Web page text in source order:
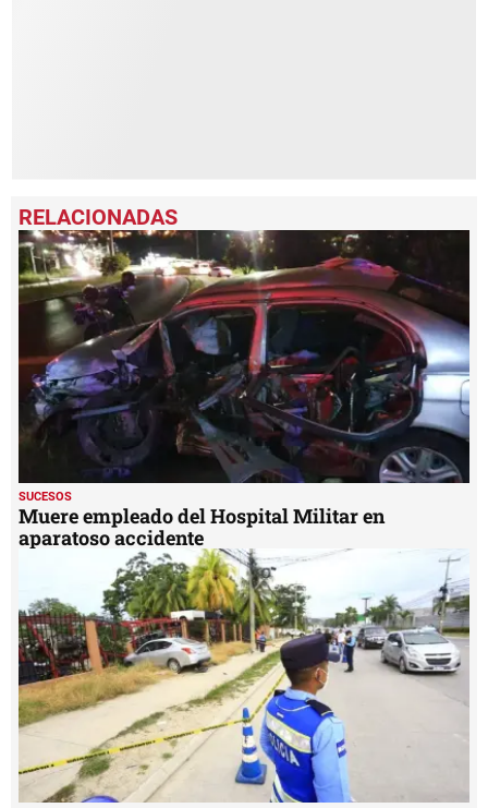
SUCESOS
Muere empleado del Hospital Militar en
aparatoso accidente